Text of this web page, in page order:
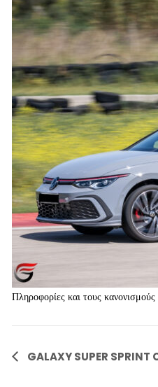
Πληροφορίες και τους
Event
GALAXY SUPER SPRINT